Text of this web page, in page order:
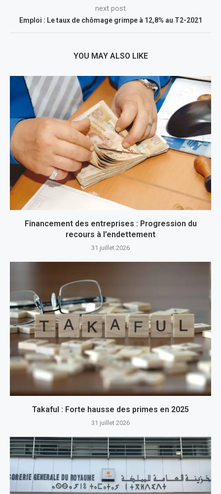
next post
Emploi : Le taux de chômage grimpe à 12,8% au T2-2021
YOU MAY ALSO LIKE
Financement des entreprises : Progression du
recours à l’endettement
31 juillet 2026
Takaful : Forte hausse des primes en 2025
31 juillet 2026